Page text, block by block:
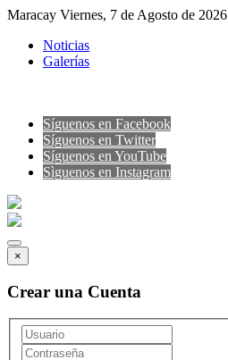
Maracay Viernes, 7 de Agosto de 2026
Noticias
Galerías
Síguenos en Facebook
Síguenos en Twitter
Síguenos en YouTube
Sìguenos en Instagram
×
Crear una Cuenta